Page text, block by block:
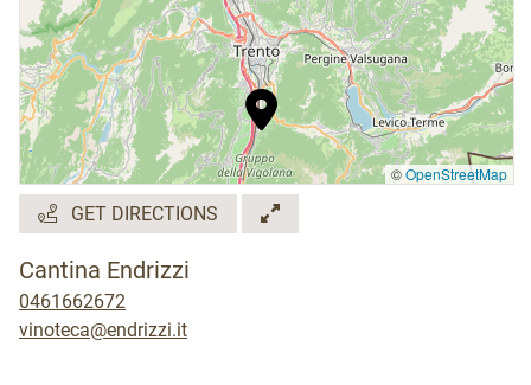
©OpenStreetMap
GET DIRECTIONS
Cantina Endrizzi
0461662672
vinoteca@endrizzi.it